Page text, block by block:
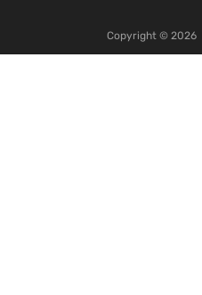
Copyright © 2026